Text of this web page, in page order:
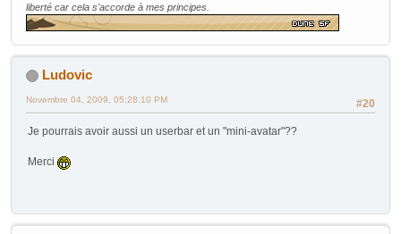
liberté car cela s'accorde à mes principes.
Ludovic
#20
Novembre 04, 2009, 05:28:10 PM
Je pourrais avoir aussi un userbar et un "mini-avatar"??
Merci